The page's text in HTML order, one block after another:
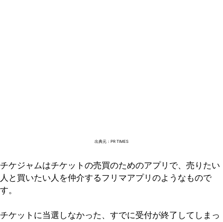
出典元：PR TIMES
チケジャムはチケットの売買のためのアプリで、売りたい
人と買いたい人を仲介するフリマアプリのようなもので
す。
チケットに当選しなかった、すでに受付が終了してしまっ